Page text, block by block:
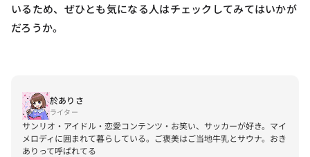
いるため、ぜひとも気になる人はチェックしてみてはいかが
だろうか。
於ありさ
ライター
サンリオ・アイドル・恋愛コンテンツ・お笑い、サッカーが好き。マイ
メロディに囲まれて暮らしている。ご褒美はご当地牛乳とサウナ。おき
ありって呼ばれてる